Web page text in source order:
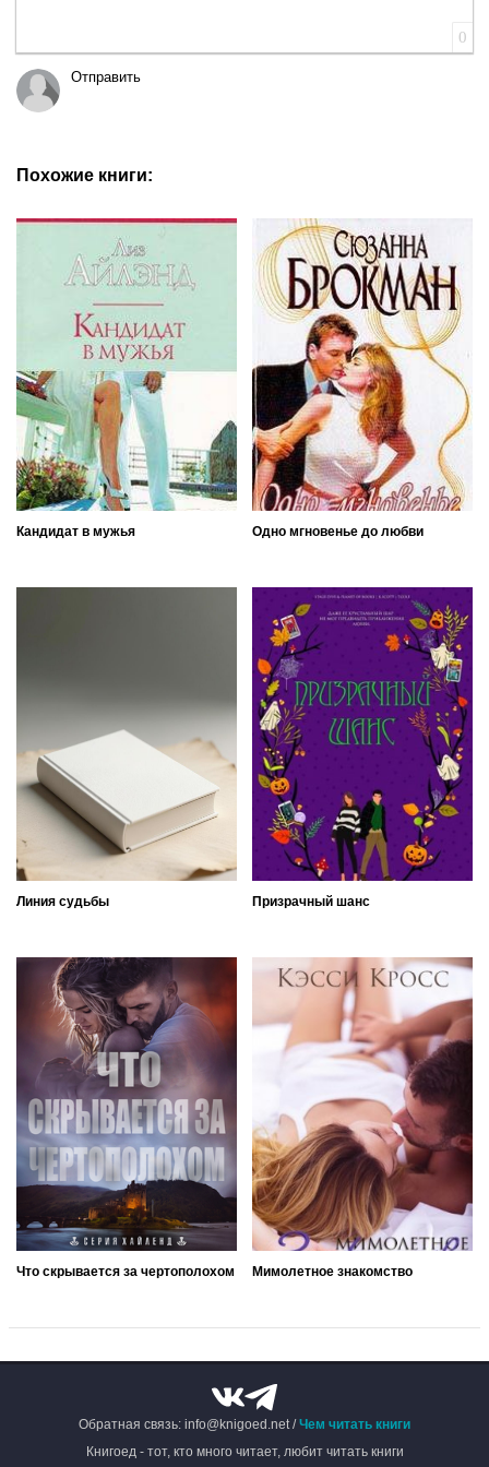
0
Отправить
Похожие книги:
Кандидат в мужья Одно мгновенье до любви
Линия судьбы Призрачный шанс
Что скрывается за чертополохом Мимолетное знакомство
Обратная связь: info@knigoed.net /Чем читать книги
Книгоед - тот, кто много читает, любит читать книги